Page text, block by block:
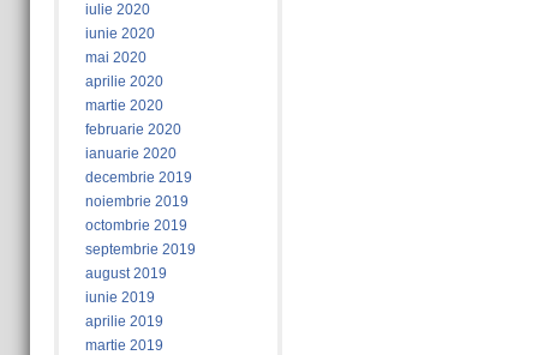
iulie 2020
iunie 2020
mai 2020
aprilie 2020
martie 2020
februarie 2020
ianuarie 2020
decembrie 2019
noiembrie 2019
octombrie 2019
septembrie 2019
august 2019
iunie 2019
aprilie 2019
martie 2019